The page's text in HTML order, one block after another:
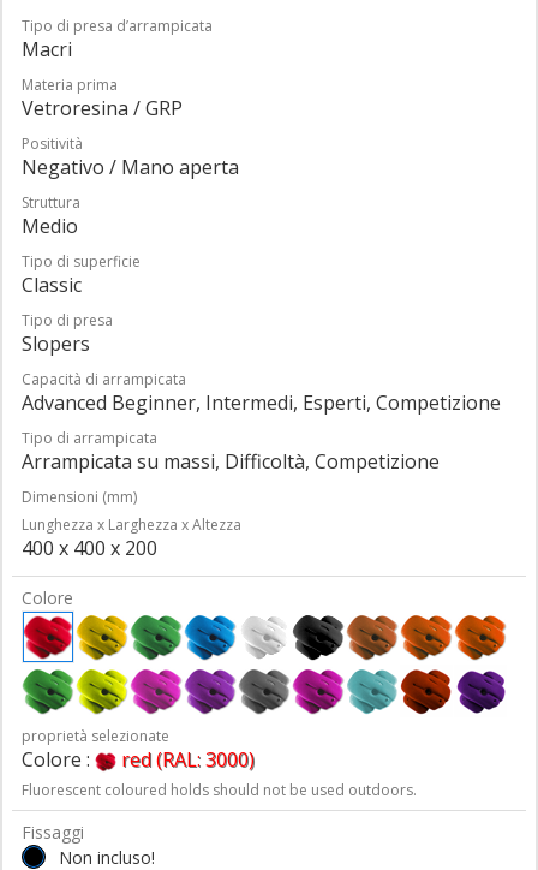
Tipo di presa d’arrampicata
Macri
Materia prima
Vetroresina / GRP
Positività
Negativo / Mano aperta
Struttura
Medio
Tipo di superficie
Classic
Tipo di presa
Slopers
Capacità di arrampicata
Advanced Beginner, Intermedi, Esperti, Competizione
Tipo di arrampicata
Arrampicata su massi, Difficoltà, Competizione
Dimensioni (mm)
Lunghezza x Larghezza x Altezza
400 x 400 x 200
Colore
proprietà selezionate
Colore : red (RAL: 3000)
Fluorescent coloured holds should not be used outdoors.
Fissaggi
Non incluso!